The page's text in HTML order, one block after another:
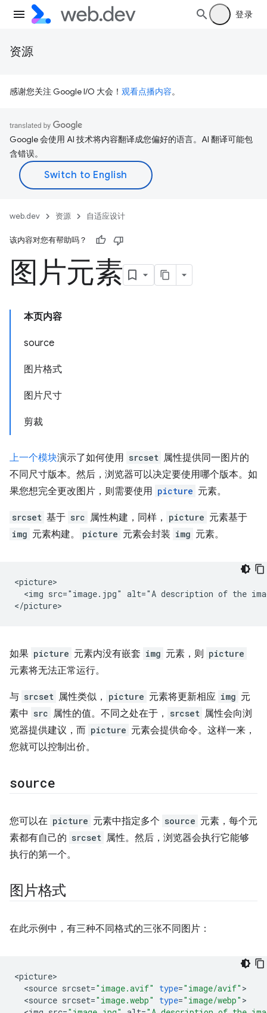
登录
资源
感谢您关注 Google I/O 大会！ 观看点播内容。
Google 会使用 AI 技术将内容翻译成您偏好的语言。AI 翻译可能包
含错误。
web.dev 资源 自适应设计
该内容对您有帮助吗？
图片元素
本页内容
source
图片格式
图片尺寸
剪裁
上一个模块演示了如何使用 srcset 属性提供同一图片的
不同尺寸版本。然后，浏览器可以决定要使用哪个版本。如
果您想完全更改图片，则需要使用 picture 元素。
srcset 基于 src 属性构建，同样， picture 元素基于
img 元素构建。 picture 元素会封装 img 元素。
<picture>
<img src="image.jpg" alt="A description of the
如果 picture 元素内没有嵌套 img 元素，则 picture
元素将无法正常运行。
与 srcset 属性类似， picture 元素将更新相应 img 元
素中 src 属性的值。不同之处在于， srcset 属性会向浏
览器提供建议，而 picture 元素会提供命令。这样一来，
您就可以控制出价。
source
您可以在 picture 元素中指定多个 source 元素，每个元
素都有自己的 srcset 属性。然后，浏览器会执行它能够
执行的第一个。
图片格式
在此示例中，有三种不同格式的三张不同图片：
<picture
<source srcset="image.avif" type="image/avif"
<source srcset="image.webp" type="image/webp"